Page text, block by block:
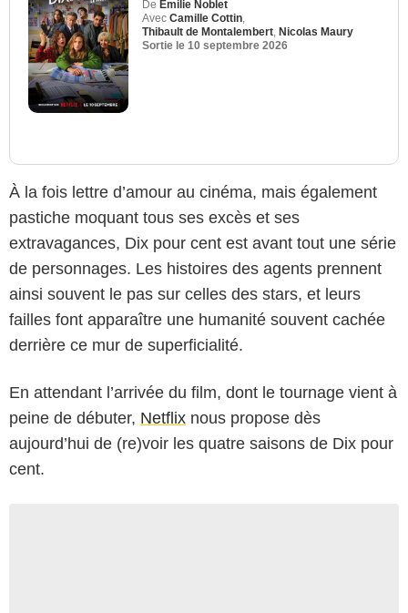
De Émilie Noblet
Avec Camille Cottin
Thibault de Montalembert Nicolas Maury
Sortie le 10 septembre 2026
À la fois lettre d’amour au cinéma, mais également
pastiche moquant tous ses excès et ses
extravagances, Dix pour cent est avant tout une série
de personnages. Les histoires des agents prennent
ainsi souvent le pas sur celles des stars, et leurs
failles font apparaître une humanité souvent cachée
derrière ce mur de superficialité.
En attendant l’arrivée du film, dont le tournage vient à
peine de débuter, Netflix nous propose dès
aujourd’hui de (re)voir les quatre saisons de Dix pour
cent.